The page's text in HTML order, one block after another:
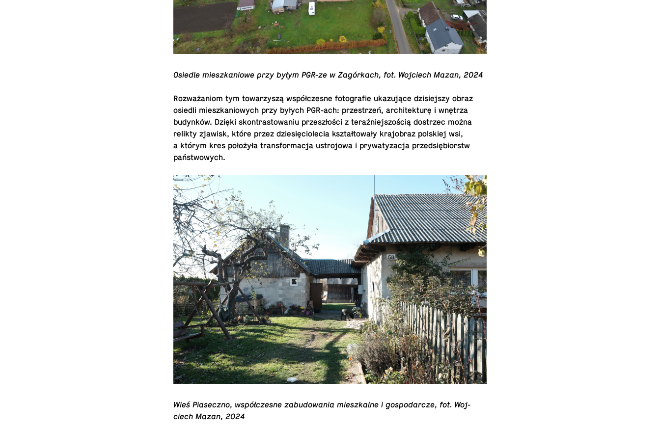
Osiedle mieszkan­iowe przy byłym PGR-ze w Zagórkach, fot. Wo­j­ciech Mazan, 2024
Rozważaniom tym to­warzyszą współczesne fo­tografie ukazujące dzisiejszy obraz
osiedli mieszkan­iowych przy byłych PGR-ach: przestrzeń, ar­chitek­turę i wnętrza
budynków. Dzięki skon­trastowa­niu przeszłości z teraźniejszością dostrzec można
relikty zjawisk, które przez dziesięciole­cia kształtowały kra­jo­braz pol­skiej wsi,
a którym kres położyła trans­for­ma­cja us­tro­jowa i pry­watyza­cja przedsiębiorstw
państwowych.
Wieś Pi­aseczno, współczesne zabu­dowa­nia mieszkalne i gospo­dar­cze, fot. Wo­j­
ciech Mazan, 2024